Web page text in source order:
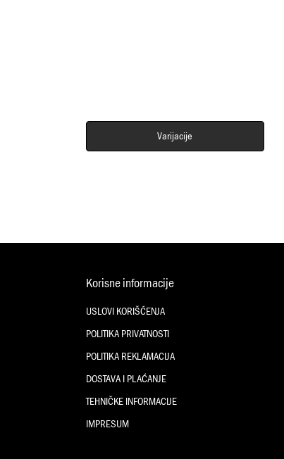
Varijacije
Korisne informacije
USLOVI KORIŠĆENJA
POLITIKA PRIVATNOSTI
POLITIKA REKLAMACIJA
DOSTAVA I PLAĆANJE
TEHNIČKE INFORMACIJE
IMPRESUM